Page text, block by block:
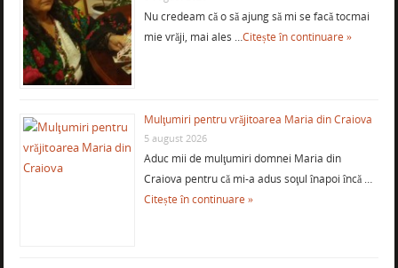
Nu credeam că o să ajung să mi se facă tocmai
mie vrăji, mai ales …Citește în continuare »
Mulţumiri pentru vrăjitoarea Maria din Craiova
5 august 2026
Aduc mii de mulţumiri domnei Maria din
Craiova pentru că mi-a adus soţul înapoi încă …
Citește în continuare »